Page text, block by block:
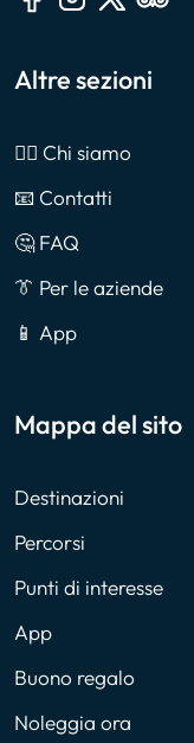
Altre sezioni
🙎‍♂️ Chi siamo
📧 Contatti
🤔 FAQ
👔 Per le aziende
📱 App
Mappa del sito
Destinazioni
Percorsi
Punti di interesse
App
Buono regalo
Noleggia ora